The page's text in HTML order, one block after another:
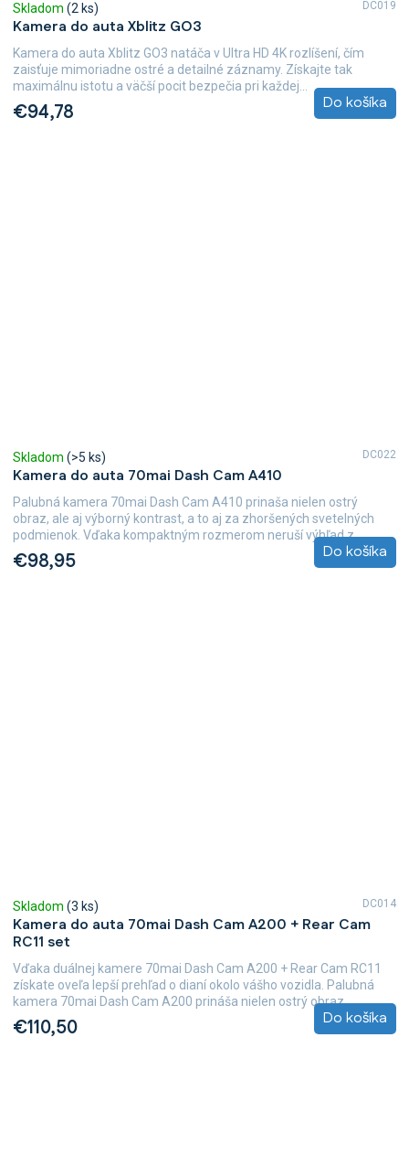
Kamera do auta Xblitz GO3
Skladom (2 ks)
€94,78 Do košíka
Kamera do auta Xblitz GO3 natáča v Ultra HD 4K rozlíšení, čím
zaisťuje mimoriadne ostré a detailné záznamy. Získajte tak
maximálnu istotu a väčší pocit bezpečia pri každej...
DC019
Kamera do auta 70mai Dash Cam A410
Skladom (>5 ks)
€98,95 Do košíka
Palubná kamera 70mai Dash Cam A410 prinaša nielen ostrý
obraz, ale aj výborný kontrast, a to aj za zhoršených svetelných
podmienok. Vďaka kompaktným rozmerom neruší výhľad z...
DC022
Kamera do auta 70mai Dash Cam A200 + Rear Cam
RC11 set
Skladom (3 ks)
€110,50 Do košíka
Vďaka duálnej kamere 70mai Dash Cam A200 + Rear Cam RC11
získate oveľa lepší prehľad o dianí okolo vášho vozidla. Palubná
kamera 70mai Dash Cam A200 prináša nielen ostrý obraz,...
DC014